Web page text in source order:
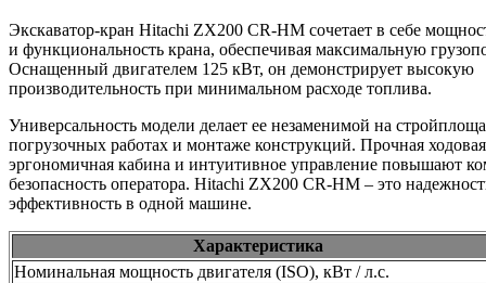
Экскаватор-кран Hitachi ZX200 CR-HM сочетает в себе
и функциональность крана, обеспечивая максимальную
Оснащенный двигателем 125 кВт, он демонстрирует высокую
производительность при минимальном расходе топлива.
Универсальность модели делает ее незаменимой на
погрузочных работах и монтаже конструкций. Прочная ходовая
эргономичная кабина и интуитивное управление повышают
безопасность оператора. Hitachi ZX200 CR-HM – это
эффективность в одной машине.
Характеристика
Номинальная мощность двигателя (ISO), кВт / л.с.